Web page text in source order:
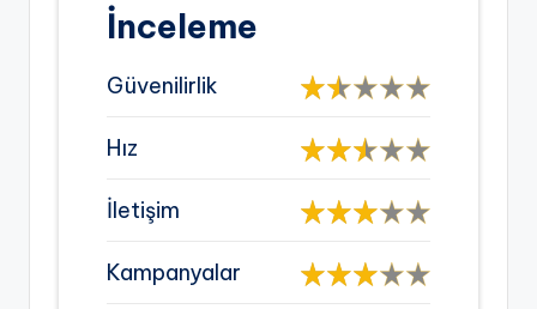
İnceleme
Güvenilirlik
Hız
İletişim
Kampanyalar